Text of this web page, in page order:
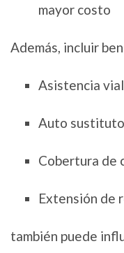
mayor costo
Además, incluir
Asistencia vial
Auto sustituto
Cobertura de
Extensión de
también puede